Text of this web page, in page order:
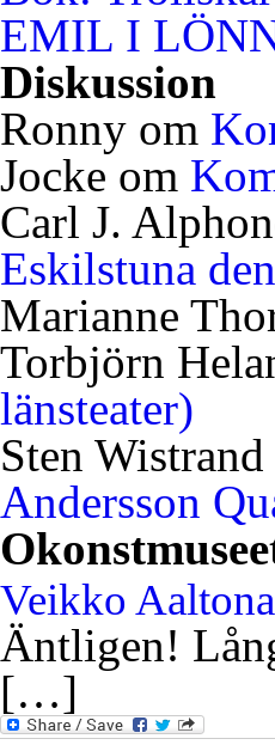
EMIL I
Diskussion
Ronny om
Jocke om
Carl J.
Eskilstuna
Marianne
Torbjörn
länsteater)
Sten Wistrand
Andersson
Veikko
Äntligen!
[…]